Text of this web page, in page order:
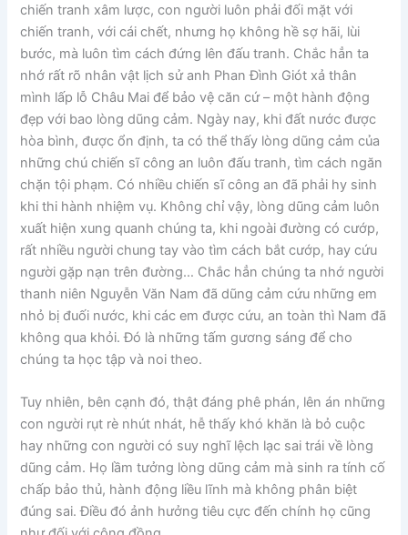
chiến tranh xâm lược, con người luôn phải đối mặt với
chiến tranh, với cái chết, nhưng họ không hề sợ hãi, lùi
bước, mà luôn tìm cách đứng lên đấu tranh. Chắc hẳn ta
nhớ rất rõ nhân vật lịch sử anh Phan Đình Giót xả thân
mình lấp lỗ Châu Mai để bảo vệ căn cứ – một hành động
đẹp với bao lòng dũng cảm. Ngày nay, khi đất nước được
hòa bình, được ổn định, ta có thể thấy lòng dũng cảm của
những chú chiến sĩ công an luôn đấu tranh, tìm cách ngăn
chặn tội phạm. Có nhiều chiến sĩ công an đã phải hy sinh
khi thi hành nhiệm vụ. Không chỉ vậy, lòng dũng cảm luôn
xuất hiện xung quanh chúng ta, khi ngoài đường có cướp,
rất nhiều người chung tay vào tìm cách bắt cướp, hay cứu
người gặp nạn trên đường… Chắc hẳn chúng ta nhớ người
thanh niên Nguyễn Văn Nam đã dũng cảm cứu những em
nhỏ bị đuối nước, khi các em được cứu, an toàn thì Nam đã
không qua khỏi. Đó là những tấm gương sáng để cho
chúng ta học tập và noi theo.
Tuy nhiên, bên cạnh đó, thật đáng phê phán, lên án những
con người rụt rè nhút nhát, hễ thấy khó khăn là bỏ cuộc
hay những con người có suy nghĩ lệch lạc sai trái về lòng
dũng cảm. Họ lầm tưởng lòng dũng cảm mà sinh ra tính cố
chấp bảo thủ, hành động liều lĩnh mà không phân biệt
đúng sai. Điều đó ảnh hưởng tiêu cực đến chính họ cũng